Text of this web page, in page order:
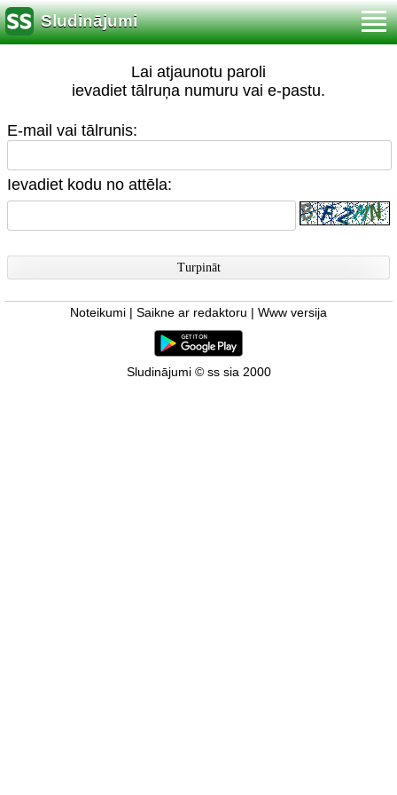
Sludinājumi
Lai atjaunotu paroli
ievadiet tālruņa numuru vai e-pastu.
E-mail vai tālrunis:
Ievadiet kodu no attēla:
Noteikumi Saikne ar redaktoru Www versija
Sludinājumi © ss sia 2000